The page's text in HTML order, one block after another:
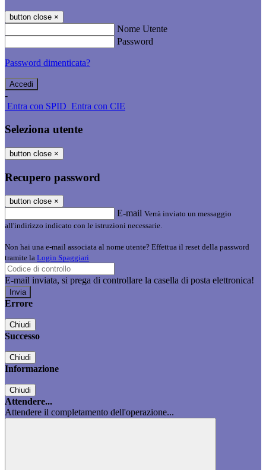
button close ×
Nome Utente
Password
Password dimenticata?
-
Entra con SPID Entra con CIE
Seleziona utente
button close ×
Recupero password
button close ×
E-mail Verrà inviato un messaggio
all'indirizzo indicato con le istruzioni necessarie.
Non hai una e-mail associata al nome utente? Effettua il reset della password
tramite la Login Spaggiari
E-mail inviata, si prega di controllare la casella di posta elettronica!
Errore
Chiudi
Successo
Chiudi
Informazione
Chiudi
Attendere...
Attendere il completamento dell'operazione...